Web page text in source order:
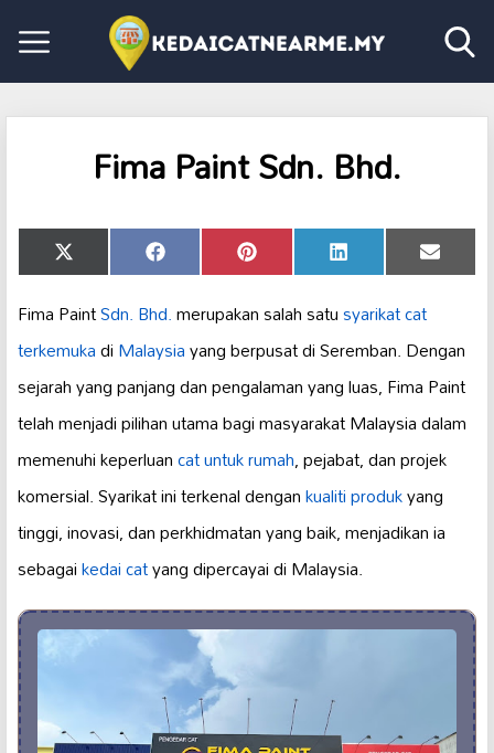
Fima Paint Sdn. Bhd.
Share
on
X
(Twitter)
Share
on
Facebook Share
on
Pinterest Share
on
LinkedIn Share
on
Email
Fima PaintSdn. Bhd.merupakan salah satusyarikat cat
terkemukadiMalaysiayang berpusat di Seremban. Dengan
sejarah yang panjang dan pengalaman yang luas, Fima Paint
telah menjadi pilihan utama bagi masyarakat Malaysia dalam
memenuhi keperluancat untuk rumah, pejabat, dan projek
komersial. Syarikat ini terkenal dengankualiti produkyang
tinggi, inovasi, dan perkhidmatan yang baik, menjadikan ia
sebagaikedai catyang dipercayai di Malaysia.